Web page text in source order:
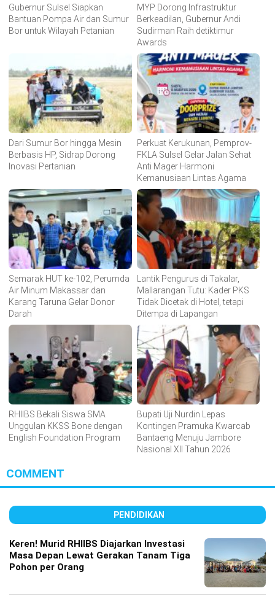
Gubernur Sulsel Siapkan
Bantuan Pompa Air dan Sumur
Bor untuk Wilayah Petanian
MYP Dorong Infrastruktur
Berkeadilan, Gubernur Andi
Sudirman Raih detiktimur
Awards
Dari Sumur Bor hingga Mesin
Berbasis HP, Sidrap Dorong
Inovasi Pertanian
Perkuat Kerukunan, Pemprov-
FKLA Sulsel Gelar Jalan Sehat
Anti Mager Harmoni
Kemanusiaan Lintas Agama
Semarak HUT ke-102, Perumda
Air Minum Makassar dan
Karang Taruna Gelar Donor
Darah
Lantik Pengurus di Takalar,
Mallarangan Tutu: Kader PKS
Tidak Dicetak di Hotel, tetapi
Ditempa di Lapangan
RHIIBS Bekali Siswa SMA
Unggulan KKSS Bone dengan
English Foundation Program
Bupati Uji Nurdin Lepas
Kontingen Pramuka Kwarcab
Bantaeng Menuju Jambore
Nasional XII Tahun 2026
COMMENT
PENDIDIKAN
Keren! Murid RHIIBS Diajarkan Investasi
Masa Depan Lewat Gerakan Tanam Tiga
Pohon per Orang